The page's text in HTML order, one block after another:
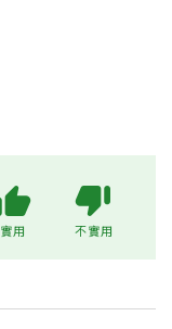
實用 不實用